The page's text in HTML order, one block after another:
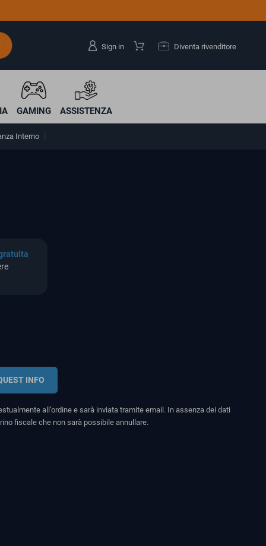
Sign in Diventa rivenditore
GAMING ASSISTENZA
Interno
INFO
all’ordine e sarà inviata tramite email. In assenza dei dati
fiscale che non sarà possibile annullare.